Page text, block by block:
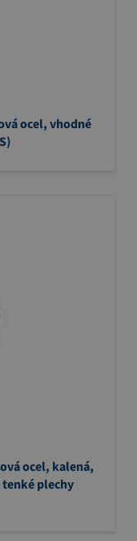
ocel, vhodné
ocel, kalená,
plechy